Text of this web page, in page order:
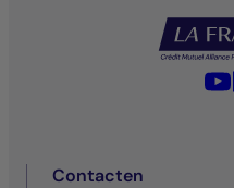
Contacten